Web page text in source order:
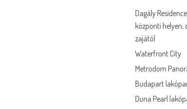
Dagály
központi helyen,
zajától
Waterfront City
Metrodom
Budapart
Duna Pearl